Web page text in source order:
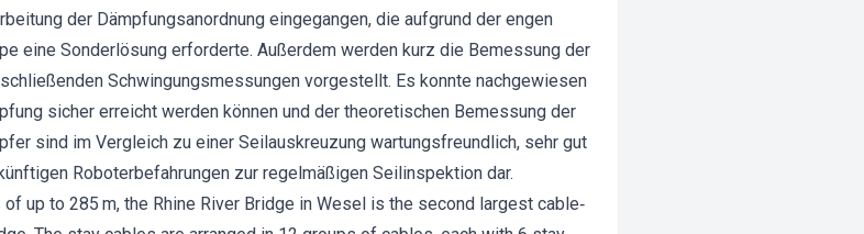
der Dämpfungsanordnung eingegangen, die aufgrund der engen
eine Sonderlösung erforderte. Außerdem werden kurz die Bemessung der
Schwingungsmessungen vorgestellt. Es konnte nachgewiesen
sicher erreicht werden können und der theoretischen Bemessung der
sind im Vergleich zu einer Seilauskreuzung wartungsfreundlich, sehr gut
Roboterbefahrungen zur regelmäßigen Seilinspektion dar.
up to 285 m, the Rhine River Bridge in Wesel is the second largest cable‐